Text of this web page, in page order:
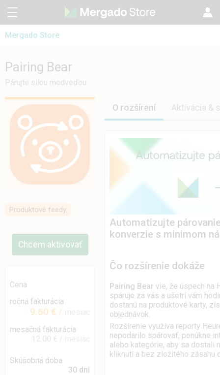
Mergado Store
Pairing Bear
CZ
HU
Mergado Audit
Pairing Bear
Párujte silou medveďou
Produktové feedy
Chcem aktivovať
Cena
ročná fakturácia
9.60 € /
mesačná fakturácia
Skúšobná doba
30 dní
O rozšírení Aktivácia &
Automatizujte
konverzie s minimom
Čo rozšírenie dokáže
Pairing Bear vie, že úspech na
spáruje za vás a ušetrí vám
dostanú na produktové karty,
objednávok.
Rozšírenie využíva reporty
nepodarilo spárovať, ponúkne
alebo kategórie, aby sa dostali
kliknutí a bez zložitého zásahu